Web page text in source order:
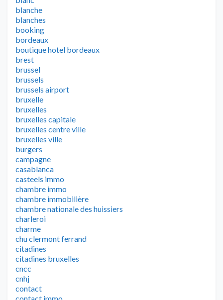
blanche
blanches
booking
bordeaux
boutique hotel bordeaux
brest
brussel
brussels
brussels airport
bruxelle
bruxelles
bruxelles capitale
bruxelles centre ville
bruxelles ville
burgers
campagne
casablanca
casteels immo
chambre immo
chambre immobilière
chambre nationale des huissiers
charleroi
charme
chu clermont ferrand
citadines
citadines bruxelles
cncc
cnhj
contact